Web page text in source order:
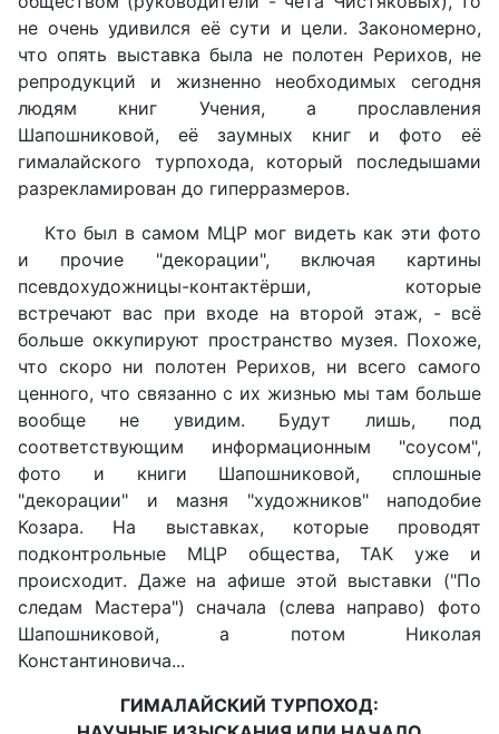
не очень удивился её сути и цели. Закономерно,
что опять выставка была не полотен Рерихов, не
репродукций и жизненно необходимых сегодня
людям книг Учения, а прославления
Шапошниковой, её заумных книг и фото её
гималайского турпохода, который последышами
разрекламирован до гиперразмеров.
Кто был в самом МЦР мог видеть как эти фото
и прочие "декорации", включая картины
псевдохудожницы-контактёрши, которые
встречают вас при входе на второй этаж, - всё
больше оккупируют пространство музея. Похоже,
что скоро ни полотен Рерихов, ни всего самого
ценного, что связанно с их жизнью мы там больше
вообще не увидим. Будут лишь, под
соответствующим информационным "соусом",
фото и книги Шапошниковой, сплошные
"декорации" и мазня "художников" наподобие
Козара. На выставках, которые проводят
подконтрольные МЦР общества, ТАК уже и
происходит. Даже на афише этой выставки ("По
следам Мастера") сначала (слева направо) фото
Шапошниковой, а потом Николая
Константиновича...
ГИМАЛАЙСКИЙ ТУРПОХОД: